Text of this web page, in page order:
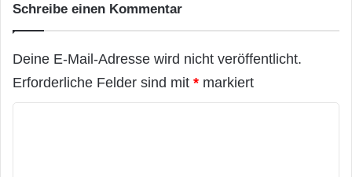
Schreibe einen Kommentar
Deine E-Mail-Adresse wird nicht veröffentlicht.
Erforderliche Felder sind mit * markiert